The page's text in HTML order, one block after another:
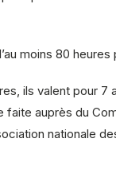
moins 80 heures
ils valent pour 7
auprès du
nationale